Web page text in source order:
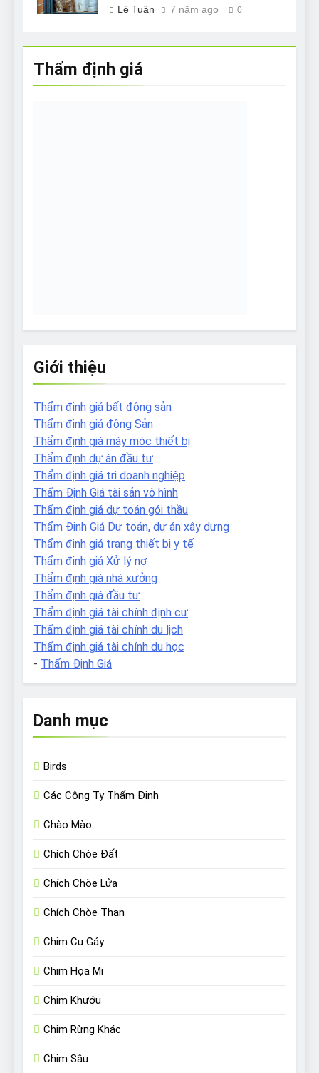
Lê Tuân 7 năm ago 0
Thẩm định giá
Giới thiệu
Thẩm định giá bất động sản
Thẩm định giá động Sản
Thẩm định giá máy móc thiết bị
Thẩm định dự án đầu tư
Thẩm định giá tri doanh nghiệp
Thẩm Định Giá tài sản vô hình
Thẩm định giá dự toán gói thầu
Thẩm Định Giá Dự toán, dự án xây dựng
Thẩm định giá trang thiết bị y tế
Thẩm định giá Xử lý nợ
Thẩm định giá nhà xưởng
Thẩm định giá đầu tư
Thẩm định giá tài chính định cư
Thẩm định giá tài chính du lịch
Thẩm định giá tài chính du học
- Thẩm Định Giá
Danh mục
Birds
Các Công Ty Thẩm Định
Chào Mào
Chích Chòe Đất
Chích Chòe Lửa
Chích Chòe Than
Chim Cu Gáy
Chim Họa Mi
Chim Khướu
Chim Rừng Khác
Chim Sâu